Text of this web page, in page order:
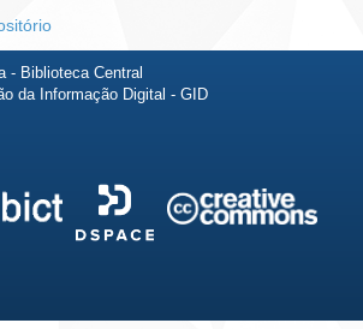
- Biblioteca Central
da Informação Digital - GID